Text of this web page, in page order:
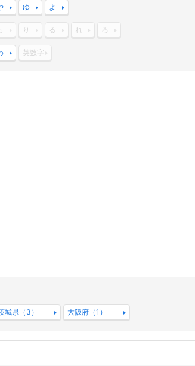
ゆ よ
り る れ ろ
英数字
城県（3） 大阪府（1）